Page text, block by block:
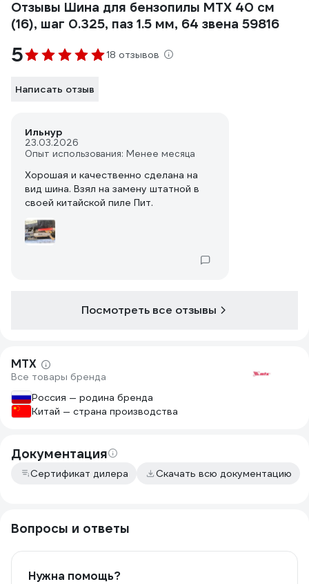
Отзывы Шина для бензопилы MTX 40 см
(16), шаг 0.325, паз 1.5 мм, 64 звена 59816
5 18 отзывов
Написать отзыв
Ильнур
23.03.2026
Опыт использования: Менее месяца
Хорошая и качественно сделана на
вид шина. Взял на замену штатной в
своей китайской пиле Пит.
Посмотреть все отзывы
MTX
Все товары бренда
Россия — родина бренда
Китай — страна производства
Документация
Сертификат дилера Скачать всю документацию
Вопросы и ответы
Нужна помощь?